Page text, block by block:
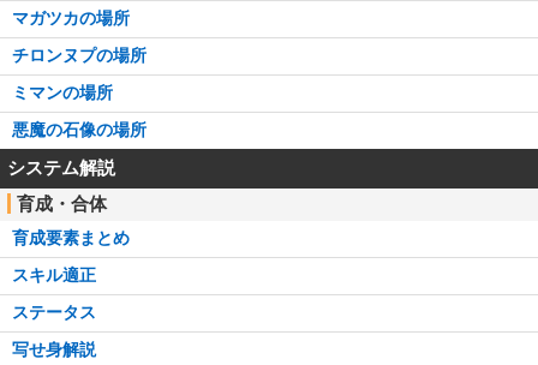
マガツカの場所
チロンヌプの場所
ミマンの場所
悪魔の石像の場所
システム解説
育成・合体
育成要素まとめ
スキル適正
ステータス
写せ身解説